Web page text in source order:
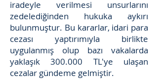
iradeyle verilmesi unsurlarını
zedelediğinden hukuka aykırı
bulunmuştur. Bu kararlar, idari para
cezası yaptırımıyla birlikte
uygulanmış olup bazı vakalarda
yaklaşık 300.000 TL'ye ulaşan
cezalar gündeme gelmiştir.